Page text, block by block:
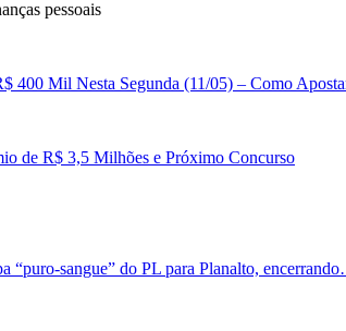
pessoais
400 Mil Nesta Segunda (11/05) – Como
de R$ 3,5 Milhões e Próximo Concurso
“puro-sangue” do PL para Planalto,